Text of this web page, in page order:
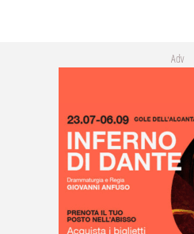
Adv